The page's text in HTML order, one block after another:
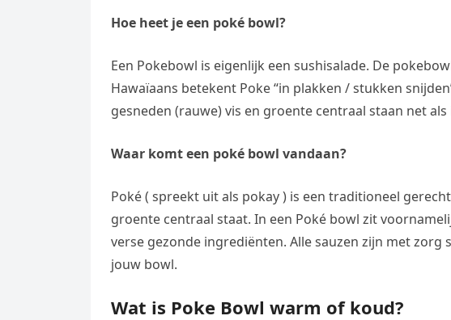
Hoe heet je een poké bowl?
Een Pokebowl is eigenlijk een sushisalade. De
Hawaïaans betekent Poke “in plakken / stukken
gesneden (rauwe) vis en groente centraal staan net als
Waar komt een poké bowl vandaan?
Poké ( spreekt uit als pokay ) is een traditioneel
groente centraal staat. In een Poké bowl zit
verse gezonde ingrediënten. Alle sauzen zijn met zorg
jouw bowl.
Wat is Poke Bowl warm of koud?